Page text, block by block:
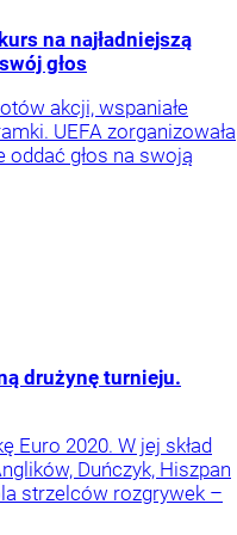
na najładniejszą
głos
akcji, wspaniałe
UEFA zorganizowała
oddać głos na swoją
drużynę turnieju.
Euro 2020. W jej skład
Duńczyk, Hiszpan
strzelców rozgrywek –